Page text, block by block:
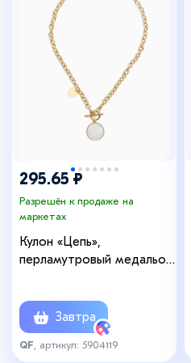
295.65 ₽
Разрешён к продаже на
маркетах
Кулон «Цепь»,
перламутровый медальон,
Завтра
QF , артикул: 5904119